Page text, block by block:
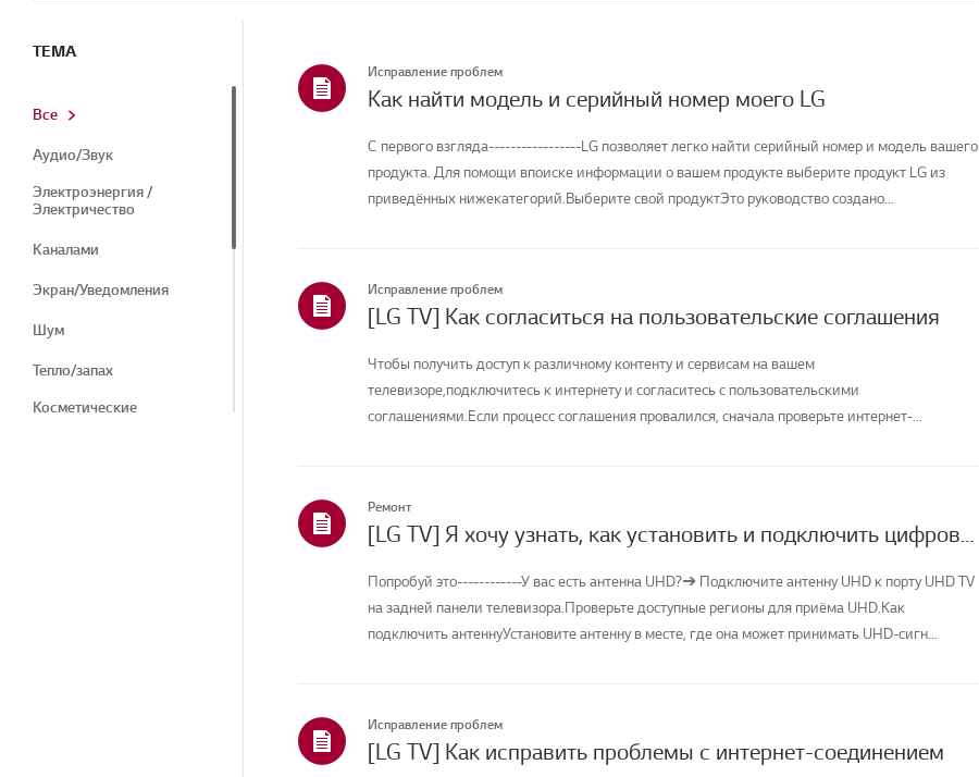
ТЕМА
Все
Аудио/Звук
Электроэнергия /
Электричество
Каналами
Экран/Уведомления
Шум
Тепло/запах
Косметические
Исправление проблем
Как найти модель и серийный номер моего LG
С первого взгляда-----------------LG позволяет легко найти серийный номер и модель вашего
продукта. Для помощи впоиске информации о вашем продукте выберите продукт LG из
приведённых нижекатегорий.Выберите свой продуктЭто руководство создано...
Исправление проблем
[LG TV] Как согласиться на пользовательские соглашения
Чтобы получить доступ к различному контенту и сервисам на вашем
телевизоре,подключитесь к интернету и согласитесь с пользовательскими
соглашениями.Если процесс соглашения провалился, сначала проверьте интернет-
Ремонт
[LG TV] Я хочу узнать, как установить и подключить цифровую антенну (UHD) и смотреть телевизор
Попробуй это------------У вас есть антенна UHD?➔ Подключите антенну UHD к порту UHD TV
на задней панели телевизора.Проверьте доступные регионы для приёма UHD.Как
подключить антеннуУстановите антенну в месте, где она может принимать UHD-сигн...
Исправление проблем
[LG TV] Как исправить проблемы с интернет-соединением